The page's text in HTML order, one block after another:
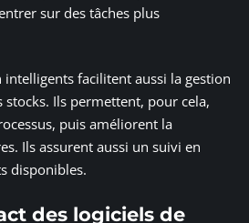
sur des tâches plus
intelligents facilitent aussi la gestion
stocks. Ils permettent, pour cela,
puis améliorent la
Ils assurent aussi un suivi en
disponibles.
des logiciels de